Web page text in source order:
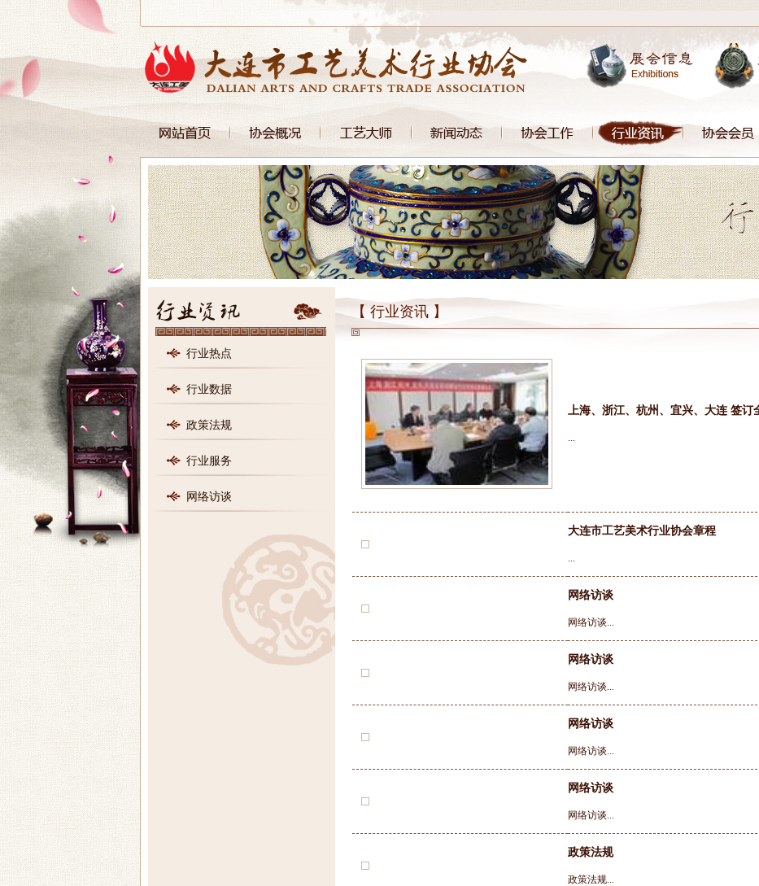
行业热点
行业数据
政策法规
行业服务
网络访谈
【 行业资讯 】
上海、浙江、杭州、宜兴、大连 签订
...
大连市工艺美术行业协会章程
...
网络访谈
网络访谈...
网络访谈
网络访谈...
网络访谈
网络访谈...
网络访谈
网络访谈...
政策法规
政策法规...